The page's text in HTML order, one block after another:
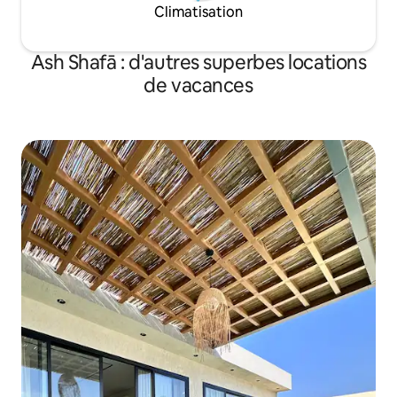
Climatisation
Ash Shafā : d'autres superbes locations
de vacances